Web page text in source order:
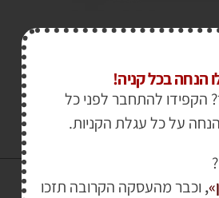
הנחה בכל קניה!
הקפידו להתחבר לפני כל
?
»
, וכבר מהעסקה הקרובה תזכו